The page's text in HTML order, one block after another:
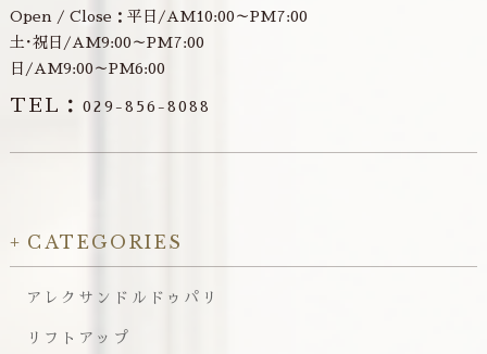
Open / Close：平日/AM10:00～PM7:00
土･祝日/AM9:00～PM7:00
日/AM9:00～PM6:00
TEL：029-856-8088
CATEGORIES
アレクサンドルドゥパリ
リフトアップ